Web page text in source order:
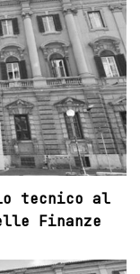
tecnico al
Finanze